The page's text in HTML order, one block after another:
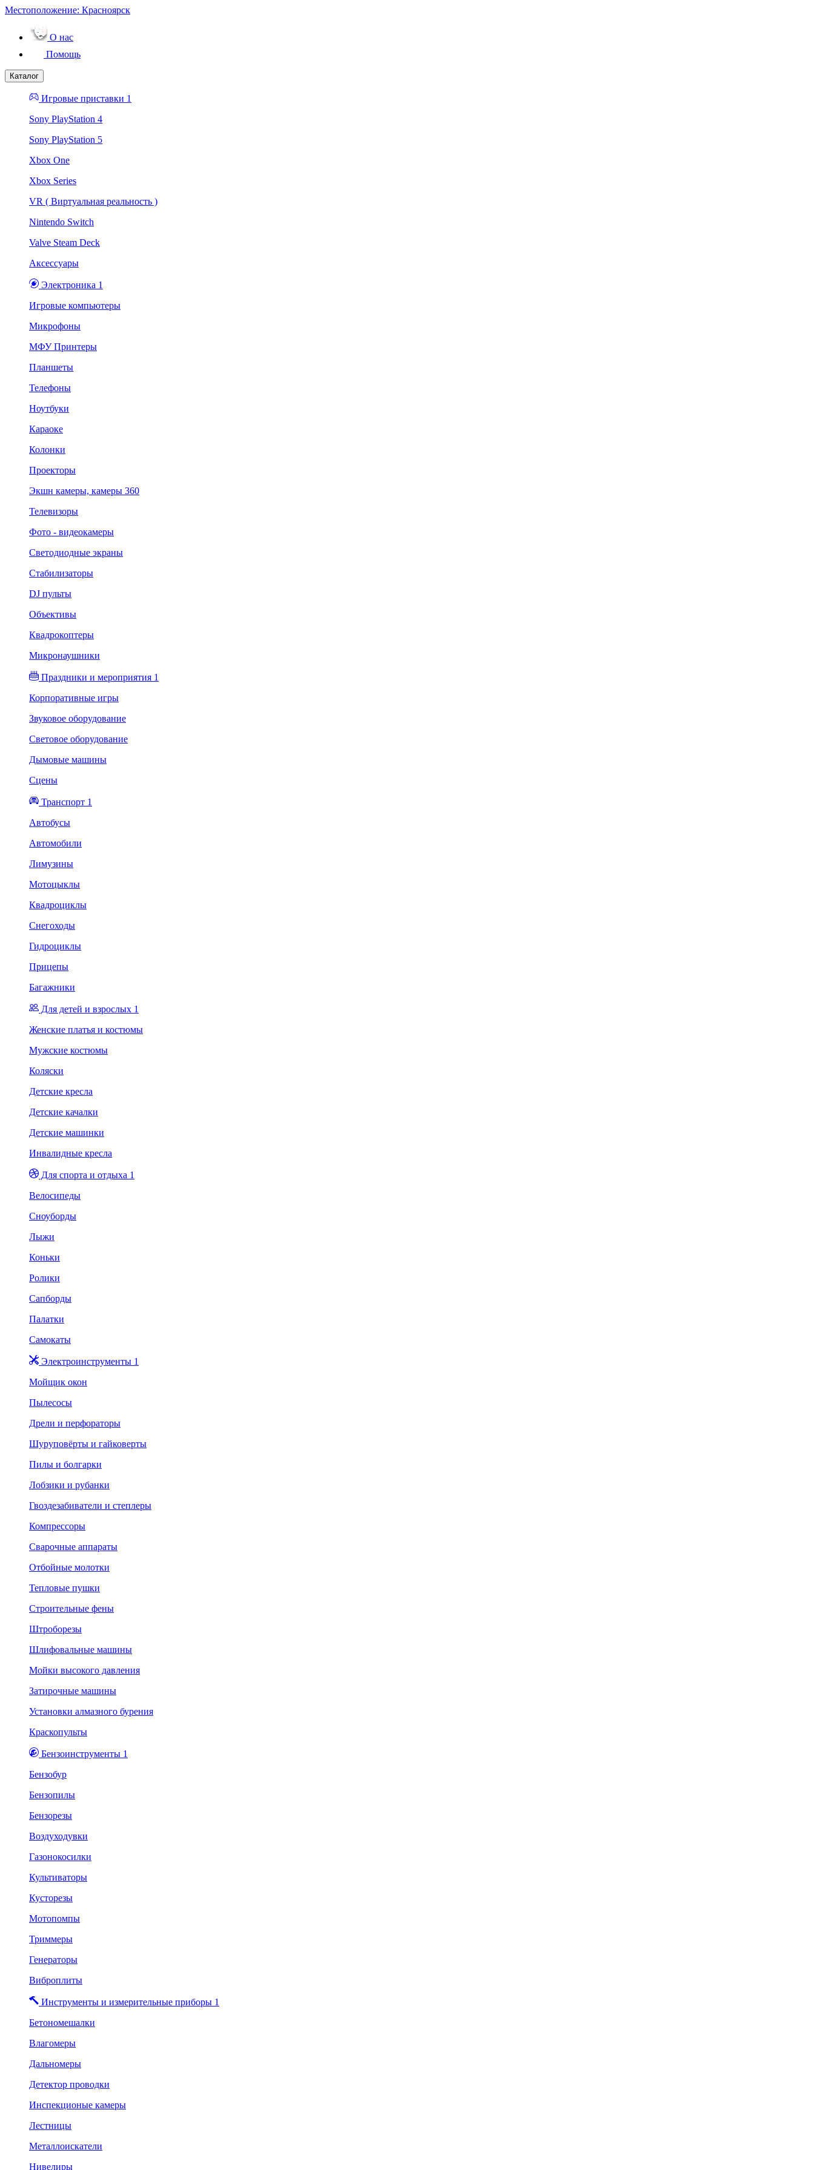
Местоположение: Красноярск
О нас
Помощь
Каталог
Игровые приставки 1
Sony PlayStation 4
Sony PlayStation 5
Xbox One
Xbox Series
VR ( Виртуальная реальность )
Nintendo Switch
Valve Steam Deck
Аксессуары
Электроника 1
Игровые компьютеры
Микрофоны
МФУ Принтеры
Планшеты
Телефоны
Ноутбуки
Караоке
Колонки
Проекторы
Экшн камеры, камеры 360
Телевизоры
Фото - видеокамеры
Светодиодные экраны
Стабилизаторы
DJ пульты
Объективы
Квадрокоптеры
Микронаушники
Праздники и мероприятия 1
Корпоративные игры
Звуковое оборудование
Световое оборудование
Дымовые машины
Сцены
Транспорт 1
Автобусы
Автомобили
Лимузины
Мотоцыклы
Квадроциклы
Снегоходы
Гидроциклы
Прицепы
Багажники
Для детей и взрослых 1
Женские платья и костюмы
Мужские костюмы
Коляски
Детские кресла
Детские качалки
Детские машинки
Инвалидные кресла
Для спорта и отдыха 1
Велосипеды
Сноуборды
Лыжи
Коньки
Ролики
Сапборды
Палатки
Самокаты
Электроинструменты 1
Мойщик окон
Пылесосы
Дрели и перфораторы
Шуруповёрты и гайковерты
Пилы и болгарки
Лобзики и рубанки
Гвоздезабиватели и степлеры
Компрессоры
Сварочные аппараты
Отбойные молотки
Тепловые пушки
Строительные фены
Штроборезы
Шлифовальные машины
Мойки высокого давления
Затирочные машины
Установки алмазного бурения
Краскопульты
Бензоинструменты 1
Бензобур
Бензопилы
Бензорезы
Воздуходувки
Газонокосилки
Культиваторы
Кусторезы
Мотопомпы
Триммеры
Генераторы
Виброплиты
Инструменты и измерительные приборы 1
Бетономешалки
Влагомеры
Дальномеры
Детектор проводки
Инспекционые камеры
Лестницы
Металлоискатели
Нивелиры